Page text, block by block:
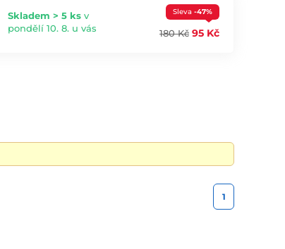
Skladem > 5 ks v
pondělí 10. 8. u vás
Sleva -47%
180 Kč 95 Kč
1